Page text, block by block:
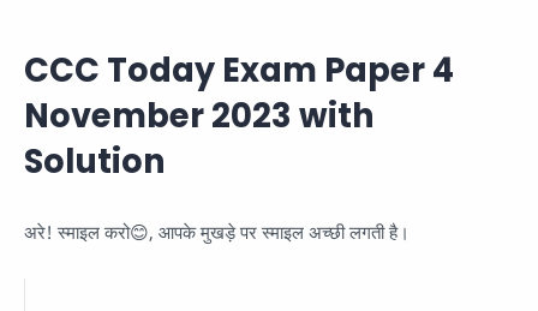
CCC Today Exam Paper 4
November 2023 with
Solution
अरे! स्माइल करो😊, आपके मुखड़े पर स्माइल अच्छी लगती है।